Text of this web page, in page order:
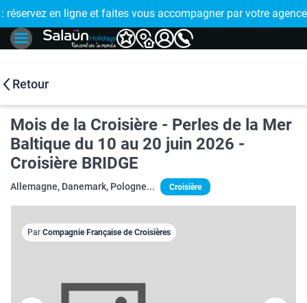
!
: réservez en ligne et faites vous accompagner par votre
🤩
Retour
Mois de la Croisière - Perles de la Mer
Baltique du 10 au 20 juin 2026 -
Croisière BRIDGE
Allemagne, Danemark, Pologne... Croisière
Par Compagnie Française de Croisières